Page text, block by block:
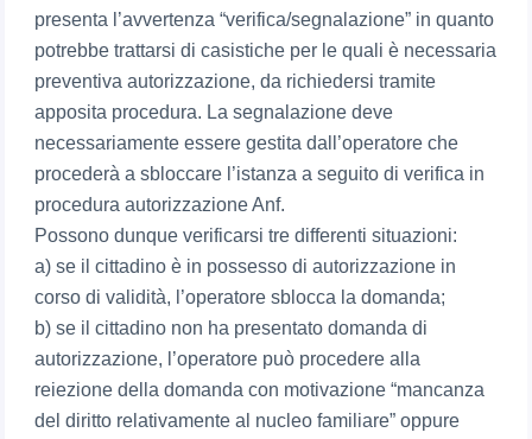
presenta l’avvertenza “verifica/segnalazione” in quanto
potrebbe trattarsi di casistiche per le quali è necessaria
preventiva autorizzazione, da richiedersi tramite
apposita procedura. La segnalazione deve
necessariamente essere gestita dall’operatore che
procederà a sbloccare l’istanza a seguito di verifica in
procedura autorizzazione Anf.
Possono dunque verificarsi tre differenti situazioni:
a) se il cittadino è in possesso di autorizzazione in
corso di validità, l’operatore sblocca la domanda;
b) se il cittadino non ha presentato domanda di
autorizzazione, l’operatore può procedere alla
reiezione della domanda con motivazione “mancanza
del diritto relativamente al nucleo familiare” oppure